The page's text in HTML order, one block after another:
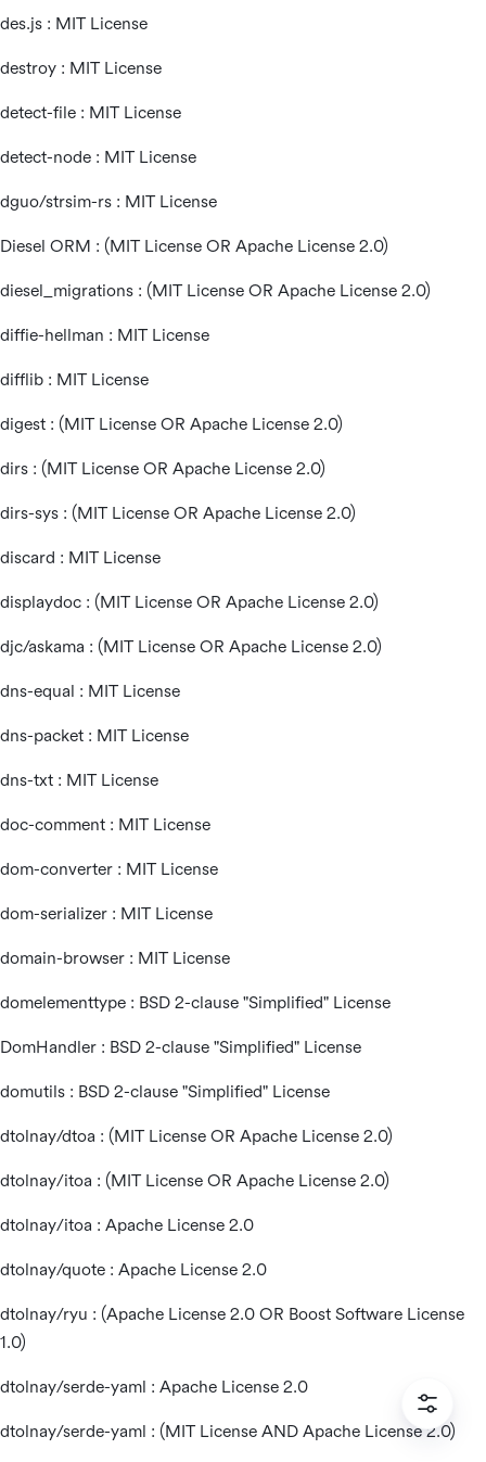
des.js : MIT License
destroy : MIT License
detect-file : MIT License
detect-node : MIT License
dguo/strsim-rs : MIT License
Diesel ORM : (MIT License OR Apache License 2.0)
diesel_migrations : (MIT License OR Apache License 2.0)
diffie-hellman : MIT License
difflib : MIT License
digest : (MIT License OR Apache License 2.0)
dirs : (MIT License OR Apache License 2.0)
dirs-sys : (MIT License OR Apache License 2.0)
discard : MIT License
displaydoc : (MIT License OR Apache License 2.0)
djc/askama : (MIT License OR Apache License 2.0)
dns-equal : MIT License
dns-packet : MIT License
dns-txt : MIT License
doc-comment : MIT License
dom-converter : MIT License
dom-serializer : MIT License
domain-browser : MIT License
domelementtype : BSD 2-clause "Simplified" License
DomHandler : BSD 2-clause "Simplified" License
domutils : BSD 2-clause "Simplified" License
dtolnay/dtoa : (MIT License OR Apache License 2.0)
dtolnay/itoa : (MIT License OR Apache License 2.0)
dtolnay/itoa : Apache License 2.0
dtolnay/quote : Apache License 2.0
dtolnay/ryu : (Apache License 2.0 OR Boost Software License
1.0)
dtolnay/serde-yaml : Apache License 2.0
dtolnay/serde-yaml : (MIT License AND Apache License 2.0)